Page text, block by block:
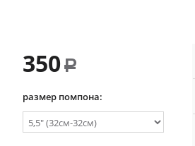
350 Р
размер помпона: